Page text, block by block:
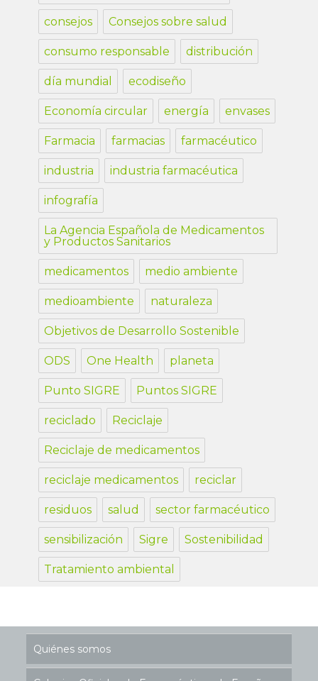
consejos Consejos sobre salud
consumo responsable distribución
día mundial ecodiseño
Economía circular energía envases
Farmacia farmacias farmacéutico
industria industria farmacéutica
infografía
La Agencia Española de Medicamentos
y Productos Sanitarios
medicamentos medio ambiente
medioambiente naturaleza
Objetivos de Desarrollo Sostenible
ODS One Health planeta
Punto SIGRE Puntos SIGRE
reciclado Reciclaje
Reciclaje de medicamentos
reciclaje medicamentos reciclar
residuos salud sector farmacéutico
sensibilización Sigre Sostenibilidad
Tratamiento ambiental
Quiénes somos